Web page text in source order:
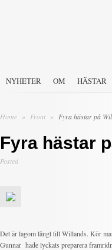
NYHETER OM HÄSTAR
Home » Front » Fyra hästar på
Fyra hästar
Posted
Det är lagom långt till Willands. Kör
Gunnar hade lyckats preparera